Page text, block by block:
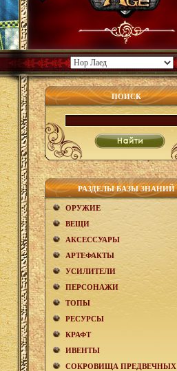
ПОИСК
РАЗДЕЛЫ БАЗЫ ЗНАНИЙ
ОРУЖИЕ
ВЕЩИ
АКCЕСCУАРЫ
АРТЕФАКТЫ
УСИЛИТЕЛИ
ПЕРСОНАЖИ
ТОПЫ
РЕСУРСЫ
КРАФТ
ИВЕНТЫ
СОКРОВИЩА ПРЕДВЕЧНЫХ